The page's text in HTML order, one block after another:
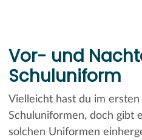
Vor- und
Schuluniform
Vielleicht hast du im
Schuluniformen, doch gibt
solchen Uniformen